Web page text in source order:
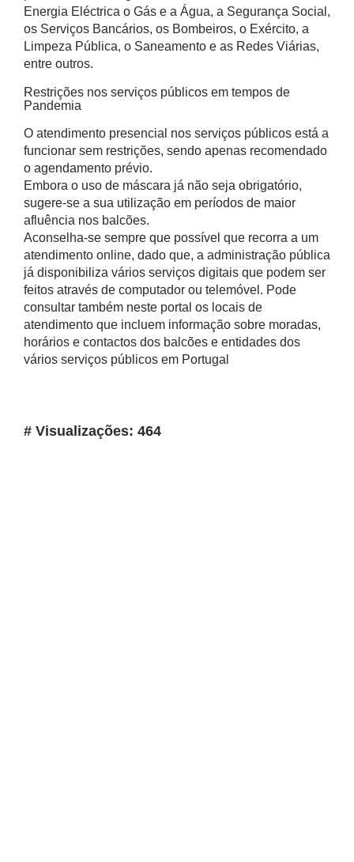
Energia Eléctrica o Gás e a Água, a Segurança Social,
os Serviços Bancários, os Bombeiros, o Exército, a
Limpeza Pública, o Saneamento e as Redes Viárias,
entre outros.
Restrições nos serviços públicos em tempos de
Pandemia
O atendimento presencial nos serviços públicos está a
funcionar sem restrições, sendo apenas recomendado
o agendamento prévio.
Embora o uso de máscara já não seja obrigatório,
sugere-se a sua utilização em períodos de maior
afluência nos balcões.
Aconselha-se sempre que possível que recorra a um
atendimento online, dado que, a administração pública
já disponibiliza vários serviços digitais que podem ser
feitos através de computador ou telemóvel. Pode
consultar também neste portal os locais de
atendimento que incluem informação sobre moradas,
horários e contactos dos balcões e entidades dos
vários serviços públicos em Portugal
# Visualizações: 464